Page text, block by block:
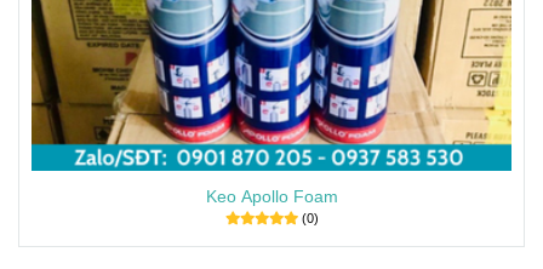
Keo Apollo Foam
(0)